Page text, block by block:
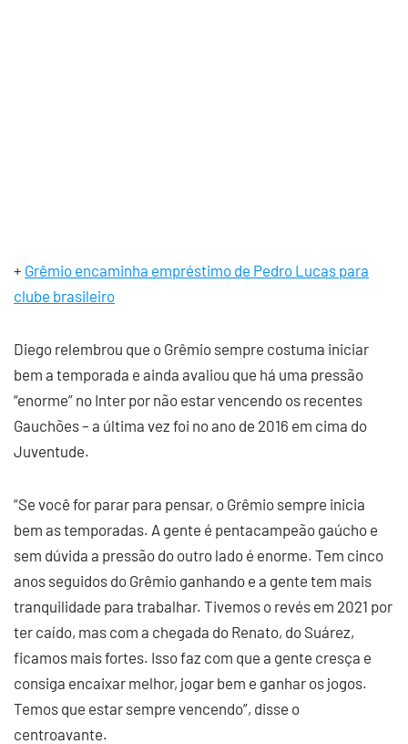
+ Grêmio encaminha empréstimo de Pedro Lucas para
clube brasileiro
Diego relembrou que o Grêmio sempre costuma iniciar
bem a temporada e ainda avaliou que há uma pressão
“enorme” no Inter por não estar vencendo os recentes
Gauchões – a última vez foi no ano de 2016 em cima do
Juventude.
“Se você for parar para pensar, o Grêmio sempre inicia
bem as temporadas. A gente é pentacampeão gaúcho e
sem dúvida a pressão do outro lado é enorme. Tem cinco
anos seguidos do Grêmio ganhando e a gente tem mais
tranquilidade para trabalhar. Tivemos o revés em 2021 por
ter caído, mas com a chegada do Renato, do Suárez,
ficamos mais fortes. Isso faz com que a gente cresça e
consiga encaixar melhor, jogar bem e ganhar os jogos.
Temos que estar sempre vencendo”, disse o
centroavante.